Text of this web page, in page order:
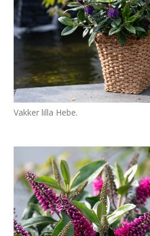
Vakker lilla Hebe.